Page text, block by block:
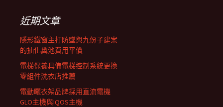
列近期文章
隱形鐵窗主打防墜與九份子建案
的抽化糞池費用平價
電梯保養具備電梯控制系統更換
零組件洗衣店推薦
電動曬衣架品牌採用直流電機
GLO主機與IQOS主機